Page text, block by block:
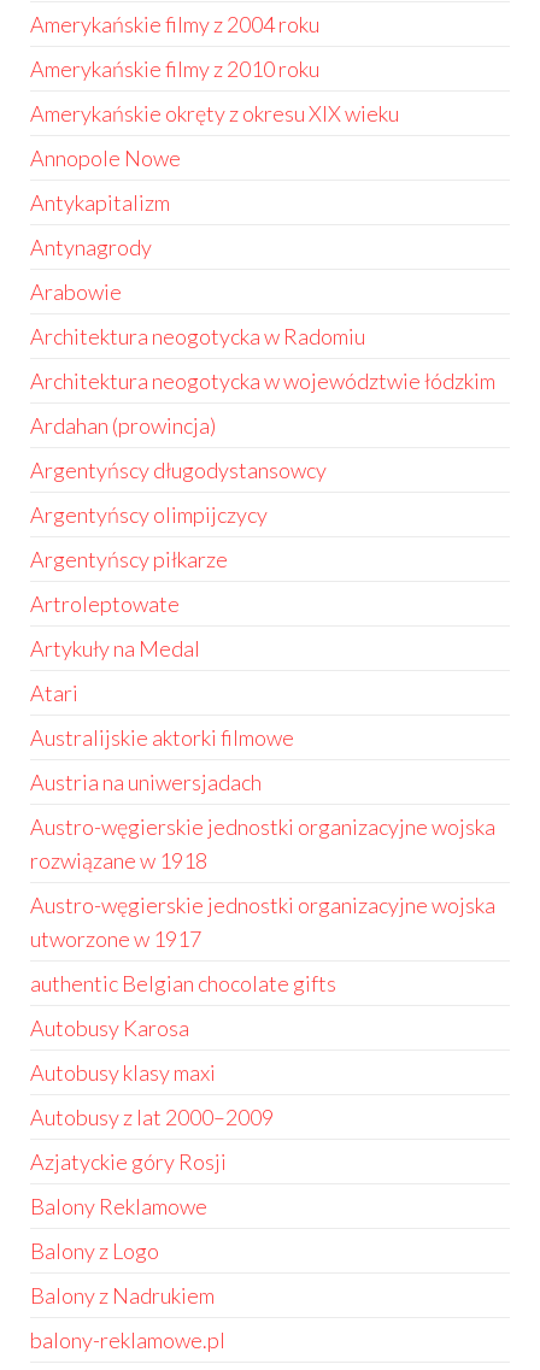
Amerykańskie filmy z 2004 roku
Amerykańskie filmy z 2010 roku
Amerykańskie okręty z okresu XIX wieku
Annopole Nowe
Antykapitalizm
Antynagrody
Arabowie
Architektura neogotycka w Radomiu
Architektura neogotycka w województwie łódzkim
Ardahan (prowincja)
Argentyńscy długodystansowcy
Argentyńscy olimpijczycy
Argentyńscy piłkarze
Artroleptowate
Artykuły na Medal
Atari
Australijskie aktorki filmowe
Austria na uniwersjadach
Austro-węgierskie jednostki organizacyjne wojska
rozwiązane w 1918
Austro-węgierskie jednostki organizacyjne wojska
utworzone w 1917
authentic Belgian chocolate gifts
Autobusy Karosa
Autobusy klasy maxi
Autobusy z lat 2000–2009
Azjatyckie góry Rosji
Balony Reklamowe
Balony z Logo
Balony z Nadrukiem
balony-reklamowe.pl